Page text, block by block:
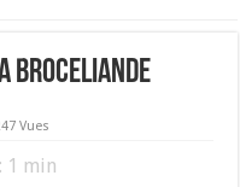
BROCELIANDE
Vues
1 min